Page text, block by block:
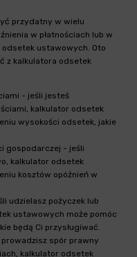
przydatny w wielu
w płatnościach lub w
ustawowych. Oto
z kalkulatora odsetek
- jeśli jesteś
kalkulator odsetek
wysokości odsetek, jakie
gospodarczej - jeśli
kalkulator odsetek
kosztów opóźnień w
udzielasz pożyczek lub
ustawowych może pomóc
będą Ci przysługiwać.
spór prawny
kalkulator odsetek